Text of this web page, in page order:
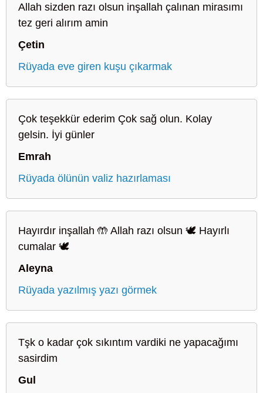
Allah sizden razı olsun inşallah çalınan mirasımı
tez geri alırım amin
Çetin
Rüyada eve giren kuşu çıkarmak
Çok teşekkür ederim Çok sağ olun. Kolay
gelsin. İyi günler
Emrah
Rüyada ölünün valiz hazırlaması
Hayırdır inşallah 🤲 Allah razı olsun 🕊️ Hayırlı
cumalar 🕊️
Aleyna
Rüyada yazılmış yazı görmek
Tşk o kadar çok sıkıntım vardiki ne yapacağımı
sasirdim
Gul